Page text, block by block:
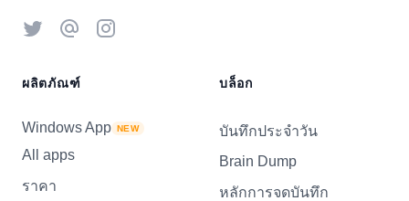
TwitterThreadsInstagram
ผลิตภัณฑ์
Windows App NEW
All apps
ราคา
บล็อก
บันทึกประจำวัน
Brain Dump
หลักการจดบันทึก